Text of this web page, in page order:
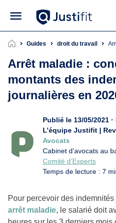
Guides droit du travail
Arrêt maladie :
montants des
journalières en
Publié le 13/05/2021
L’équipe Justifit |
Avocats
Cabinet d’avocats au
Comité d’Experts
Temps de lecture : 7
Pour percevoir des
arrêt maladie, le salarié doit